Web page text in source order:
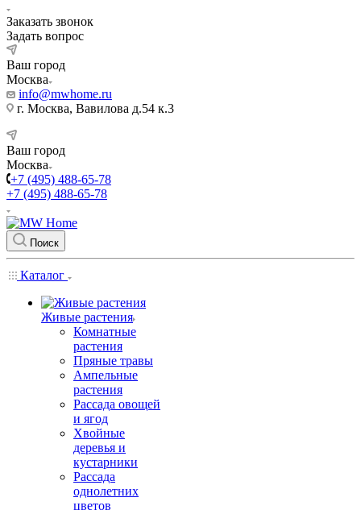
Заказать звонок
Задать вопрос
Ваш город
Москва
info@mwhome.ru
г. Москва, Вавилова д.54 к.3
Ваш город
Москва
+7 (495) 488-65-78
+7 (495) 488-65-78
Поиск
Каталог
Живые растения
Комнатные
растения
Пряные травы
Ампельные
растения
Рассада овощей
и ягод
Хвойные
деревья и
кустарники
Рассада
однолетних
цветов